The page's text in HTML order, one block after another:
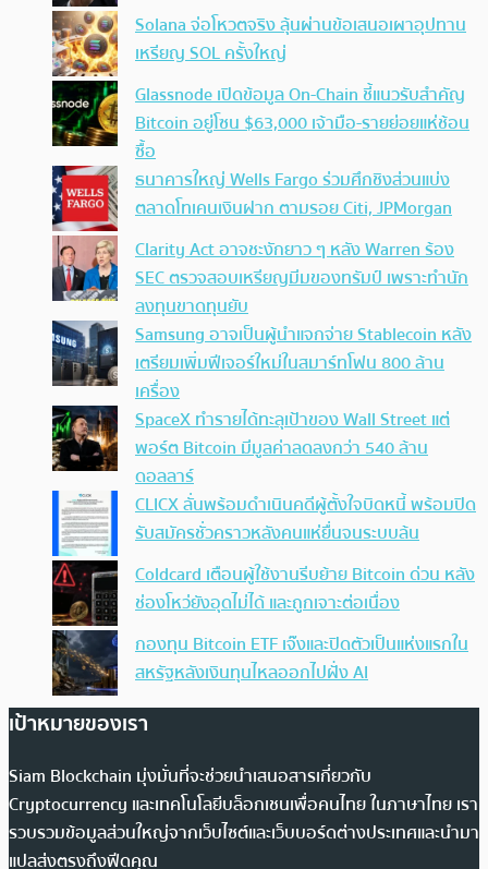
Solana จ่อโหวตจริง ลุ้นผ่านข้อเสนอเผาอุปทาน
เหรียญ SOL ครั้งใหญ่
Glassnode เปิดข้อมูล On-Chain ชี้แนวรับสำคัญ
Bitcoin อยู่โซน $63,000 เจ้ามือ-รายย่อยแห่ช้อน
ซื้อ
ธนาคารใหญ่ Wells Fargo ร่วมศึกชิงส่วนแบ่ง
ตลาดโทเคนเงินฝาก ตามรอย Citi, JPMorgan
Clarity Act อาจชะงักยาว ๆ หลัง Warren ร้อง
SEC ตรวจสอบเหรียญมีมของทรัมป์ เพราะทำนัก
ลงทุนขาดทุนยับ
Samsung อาจเป็นผู้นำแจกจ่าย Stablecoin หลัง
เตรียมเพิ่มฟีเจอร์ใหม่ในสมาร์ทโฟน 800 ล้าน
เครื่อง
SpaceX ทำรายได้ทะลุเป้าของ Wall Street แต่
พอร์ต Bitcoin มีมูลค่าลดลงกว่า 540 ล้าน
ดอลลาร์
CLICX ลั่นพร้อมดำเนินคดีผู้ตั้งใจบิดหนี้ พร้อมปิด
รับสมัครชั่วคราวหลังคนแห่ยื่นจนระบบล้น
Coldcard เตือนผู้ใช้งานรีบย้าย Bitcoin ด่วน หลัง
ช่องโหว่ยังอุดไม่ได้ และถูกเจาะต่อเนื่อง
กองทุน Bitcoin ETF เจ๊งและปิดตัวเป็นแห่งแรกใน
สหรัฐหลังเงินทุนไหลออกไปฝั่ง AI
เป้าหมายของเรา
Siam Blockchain มุ่งมั่นที่จะช่วยนำเสนอสารเกี่ยวกับ
Cryptocurrency และเทคโนโลยีบล็อกเชนเพื่อคนไทย ในภาษาไทย เรา
รวบรวมข้อมูลส่วนใหญ่จากเว็บไซต์และเว็บบอร์ดต่างประเทศและนำมา
แปลส่งตรงถึงฟีดคุณ